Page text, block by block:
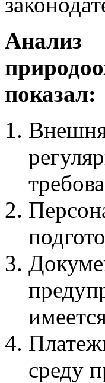
показал:
среду